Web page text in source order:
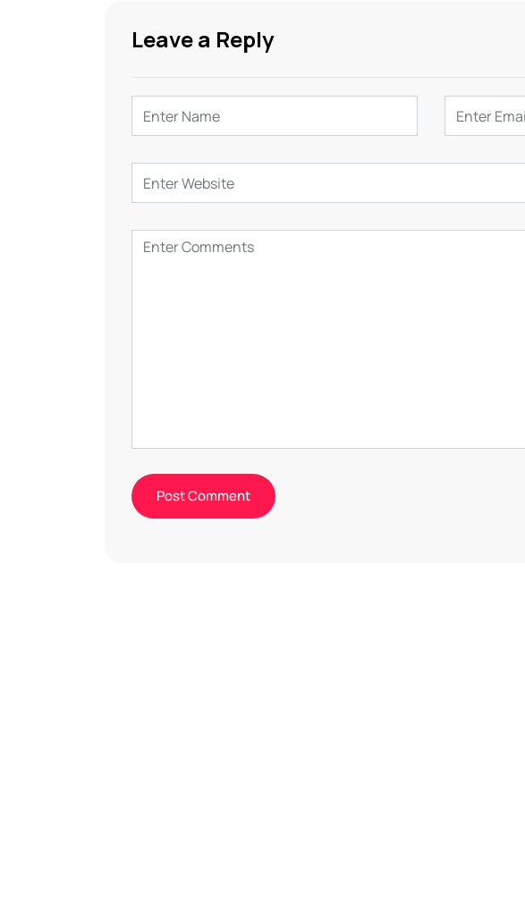
Leave a Reply